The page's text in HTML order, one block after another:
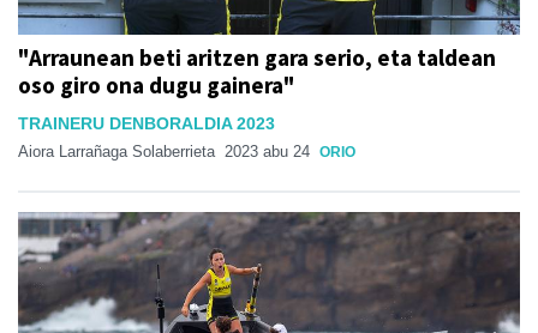
"Arraunean beti aritzen gara serio, eta taldean
oso giro ona dugu gainera"
TRAINERU DENBORALDIA 2023
Aiora Larrañaga Solaberrieta 2023 abu 24 ORIO